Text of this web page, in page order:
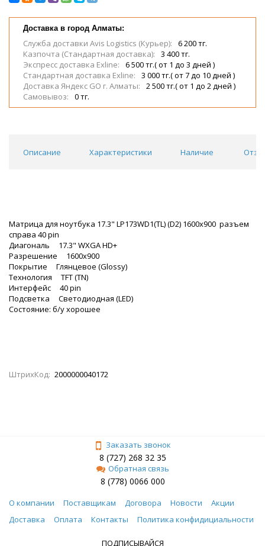
Доставка в город Алматы:
Служба доставки Avis Logistics (Курьер):
6 200 тг.
Казпочта (Стандартная доставка):
3 400 тг.
Экспресс доставка Exline:
6 500 тг.( от 1 до 3 дней )
Стандартная доставка Exline:
3 000 тг.( от 7 до 10 дней )
Доставка Яндекс GO г. Алматы:
2 500 тг.( от 1 до 2 дней )
Самовывоз:
0 тг.
Описание Характеристики Наличие
Матрица для ноутбука 17.3" LP173WD1(TL) (D2) 1600x900 разъем
справа 40 pin
Диагональ 17.3" WXGA HD+
Разрешение 1600x900
Покрытие Глянцевое (Glossy)
Технология TFT (TN)
Интерфейс 40 pin
Подсветка Светодиодная (LED)
Состояние: б/у хорошее
ШтрихКод: 2000000040172
Заказать звонок
8 (727) 268 32 35
Обратная связь
8 (778) 0066 000
О компании Поставщикам Договора Новости
Акции
Доставка
Оплата Контакты Политика конфидициальности
ПОДПИСЫВАЙСЯ